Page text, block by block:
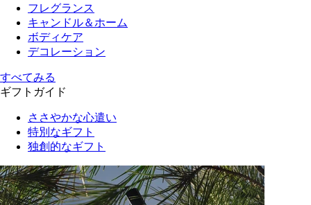
フレグランス
キャンドル＆ホーム
ボディケア
デコレーション
すべてみる
ギフトガイド
ささやかな心遣い
特別なギフト
独創的なギフト